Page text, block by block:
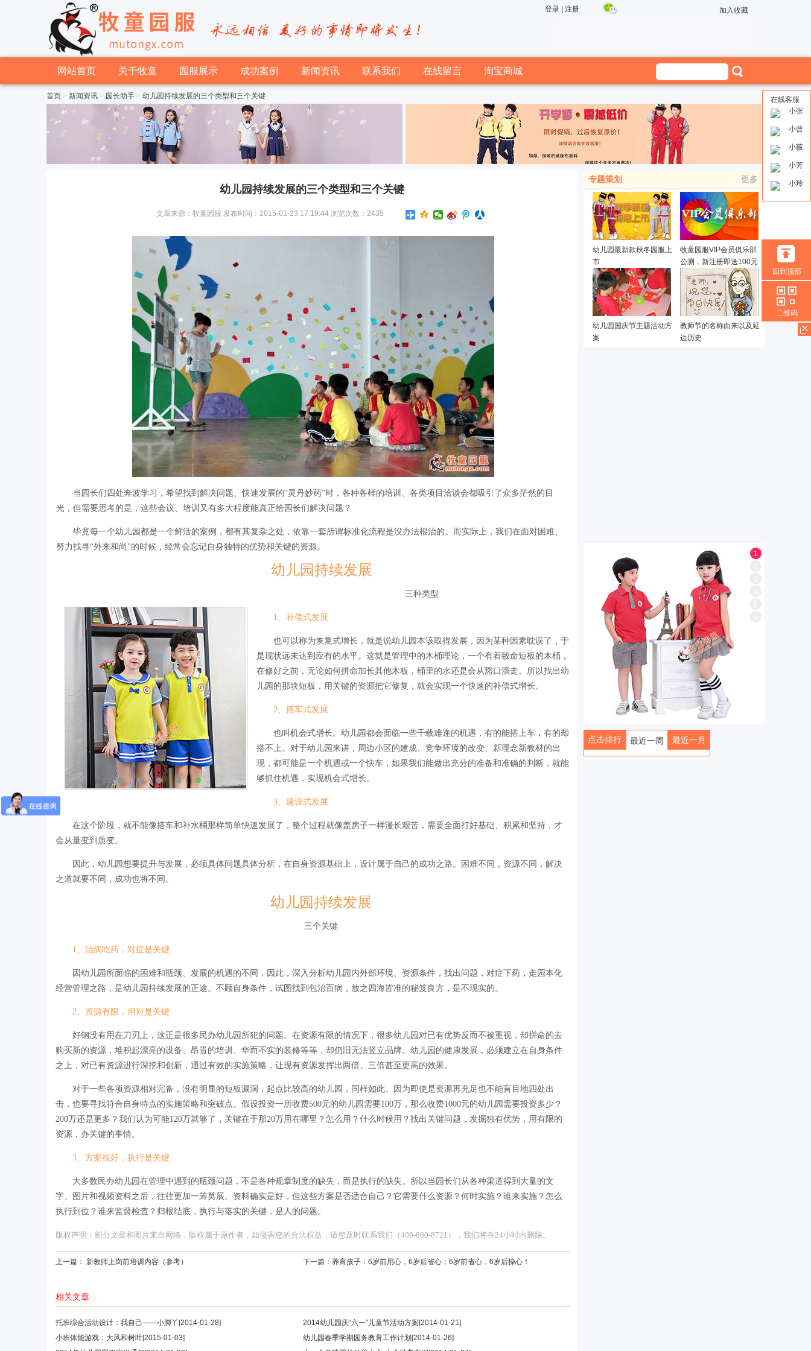
登录| 注册 加入收藏
网站首页 关于牧童 园服展示 成功案例 新闻资讯 联系我们 在线留言 淘宝商城
首页 > 新闻资讯 > 园长助手 > 幼儿园持续发展的三个类型和三个关键
幼儿园持续发展的三个类型和三个关键
文章来源：牧童园服 发布时间：2015-01-23 17:19:44 浏览次数：2435
当园长们四处奔波学习，希望找到解决问题、快速发展的“灵丹妙药”时，各种各样的培训、各类项目洽谈会都吸引了众多茫然的目
光，但需要思考的是，这些会议、培训又有多大程度能真正给园长们解决问题？
毕竟每一个幼儿园都是一个鲜活的案例，都有其复杂之处，依靠一套所谓标准化流程是没办法根治的。而实际上，我们在面对困难、
努力找寻“外来和尚”的时候，经常会忘记自身独特的优势和关键的资源。
幼儿园持续发展
三种类型
1、补偿式发展
也可以称为恢复式增长，就是说幼儿园本该取得发展，因为某种因素耽误了，于
是现状远未达到应有的水平。这就是管理中的木桶理论，一个有着致命短板的木桶，
在修好之前，无论如何拼命加长其他木板，桶里的水还是会从豁口溜走。所以找出幼
儿园的那块短板，用关键的资源把它修复，就会实现一个快速的补偿式增长。
2、搭车式发展
也叫机会式增长。幼儿园都会面临一些千载难逢的机遇，有的能搭上车，有的却
搭不上。对于幼儿园来讲，周边小区的建成、竞争环境的改变、新理念新教材的出
现，都可能是一个机遇或一个快车，如果我们能做出充分的准备和准确的判断，就能
够抓住机遇，实现机会式增长。
3、建设式发展
在这个阶段，就不能像搭车和补水桶那样简单快速发展了，整个过程就像盖房子一样漫长艰苦，需要全面打好基础、积累和坚持，才
会从量变到质变。
因此，幼儿园想要提升与发展，必须具体问题具体分析，在自身资源基础上，设计属于自己的成功之路。困难不同，资源不同，解决
之道就要不同，成功也将不同。
幼儿园持续发展
三个关键
1、治病吃药，对症是关键
因幼儿园所面临的困难和瓶颈、发展的机遇的不同，因此，深入分析幼儿园内外部环境、资源条件，找出问题，对症下药，走园本化
经营管理之路，是幼儿园持续发展的正途。不顾自身条件，试图找到包治百病，放之四海皆准的秘笈良方，是不现实的。
2、资源有限，用对是关键
好钢没有用在刀刃上，这正是很多民办幼儿园所犯的问题。在资源有限的情况下，很多幼儿园对已有优势反而不被重视，却拼命的去
购买新的资源，堆积起漂亮的设备、昂贵的培训、华而不实的装修等等，却仍旧无法竖立品牌。幼儿园的健康发展，必须建立在自身条件
之上，对已有资源进行深挖和创新，通过有效的实施策略，让现有资源发挥出两倍、三倍甚至更高的效果。
对于一些各项资源相对完备，没有明显的短板漏洞，起点比较高的幼儿园，同样如此。因为即使是资源再充足也不能盲目地四处出
击，也要寻找符合自身特点的实施策略和突破点。假设投资一所收费500元的幼儿园需要100万，那么收费1000元的幼儿园需要投资多少？
200万还是更多？我们认为可能120万就够了，关键在于那20万用在哪里？怎么用？什么时候用？找出关键问题，发掘独有优势，用有限的
资源，办关键的事情。
3、方案很好，执行是关键
大多数民办幼儿园在管理中遇到的瓶颈问题，不是各种规章制度的缺失，而是执行的缺失。所以当园长们从各种渠道得到大量的文
字、图片和视频资料之后，往往更加一筹莫展。资料确实是好，但这些方案是否适合自己？它需要什么资源？何时实施？谁来实施？怎么
执行到位？谁来监督检查？归根结底，执行与落实的关键，是人的问题。
版权声明：部分文章和图片来自网络，版权属于原作者，如侵害您的合法权益，请您及时联系我们（400-800-8721），我们将在24小时内删除。
上一篇： 新教师上岗前培训内容（参考） 下一篇： 养育孩子：6岁前用心，6岁后省心；6岁前省心，6岁后操心！
相关文章
托班综合活动设计：我自己——小脚丫 [2014-01-28] 2014幼儿园庆“六一”儿童节活动方案 [2014-01-21]
小班体能游戏：大风和树叶[2015-01-03] 幼儿园春季学期园务教育工作计划 [2014-01-26]
专题策划 更多
幼儿园最新款秋冬园服上
市
牧童园服VIP会员俱乐部
公测，新注册即送100元
幼儿园国庆节主题活动方
案
教师节的名称由来以及延
边历史
1
点击排行 最近一周 最近一月
在线客服
小张
小曾
小薇
小芳
小玲
回到顶部
二维码